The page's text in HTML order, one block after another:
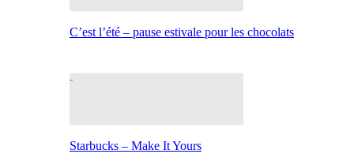
C’est l’été – pause estivale pour les chocolats
Starbucks – Make It Yours